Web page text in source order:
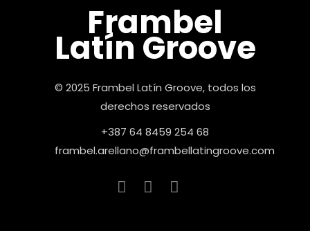
Frambel
Latín Groove
© 2025 Frambel Latín Groove, todos los
derechos reservados
+387 64 8459 254 68
frambel.arellano@frambellatingroove.com